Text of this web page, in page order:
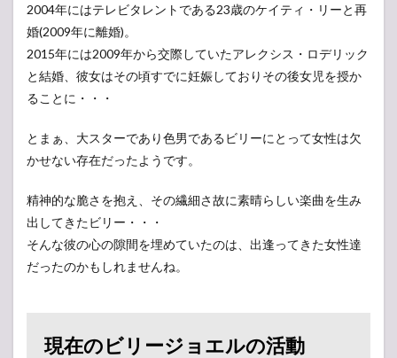
2004年にはテレビタレントである23歳のケイティ・リーと再
婚(2009年に離婚)。
2015年には2009年から交際していたアレクシス・ロデリック
と結婚、彼女はその頃すでに妊娠しておりその後女児を授か
ることに・・・
とまぁ、大スターであり色男であるビリーにとって女性は欠
かせない存在だったようです。
精神的な脆さを抱え、その繊細さ故に素晴らしい楽曲を生み
出してきたビリー・・・
そんな彼の心の隙間を埋めていたのは、出逢ってきた女性達
だったのかもしれませんね。
現在のビリージョエルの活動